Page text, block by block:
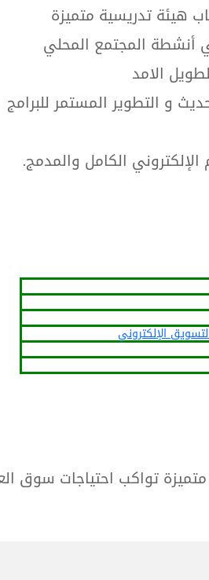
هيئة تدريسية متميزة
أنشطة المجتمع المحلي
الامد
و التطوير المستمر للبرامج
الكامل والمدمج.
الإلكتروني
متميزة تواكب احتياجات سوق